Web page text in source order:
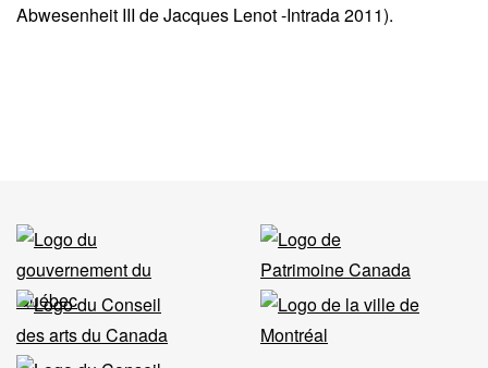
Abwesenheit III de Jacques Lenot -Intrada 2011).